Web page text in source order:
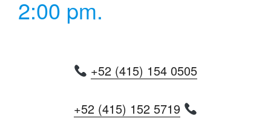
2:00 pm.
+52 (415) 154 0505
+52 (415) 152 5719